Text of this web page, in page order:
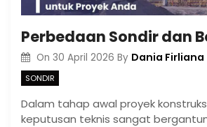
On 30 April 2026 By Dania Firliana
SONDIR
Dalam tahap awal proyek
keputusan teknis sangat